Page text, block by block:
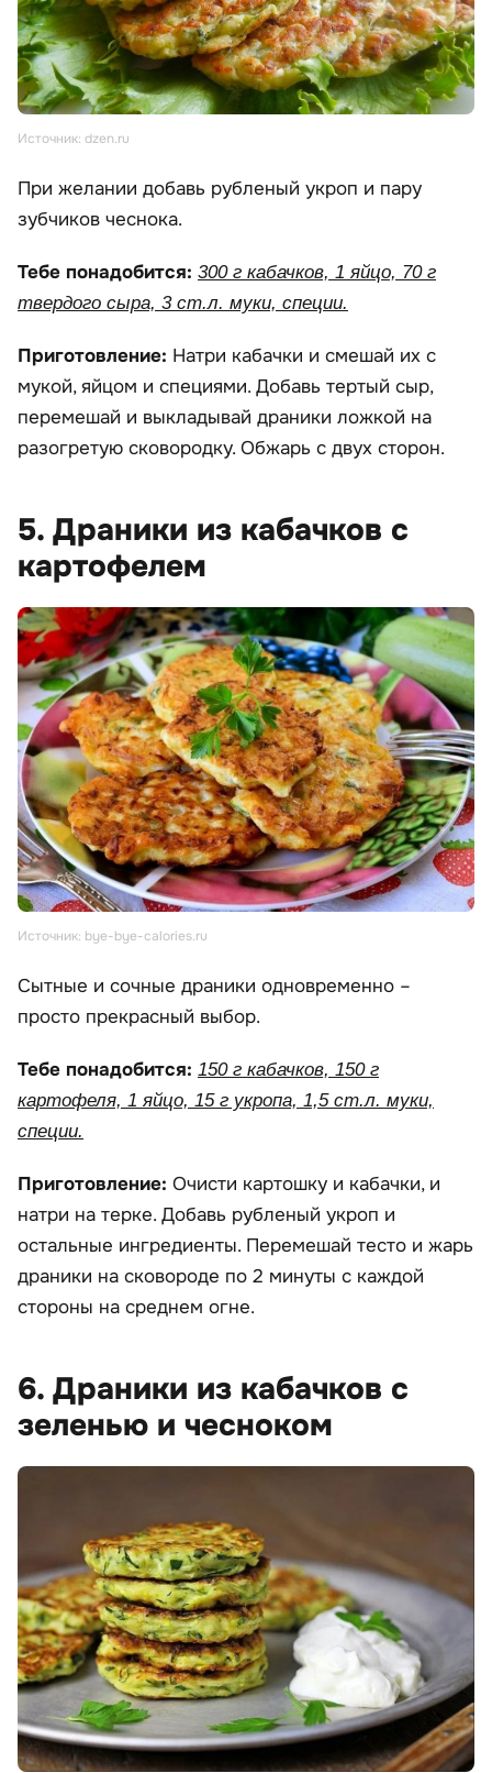
Источник: dzen.ru
При желании добавь рубленый укроп и пару
зубчиков чеснока.
Тебе понадобится: 300 г кабачков, 1 яйцо, 70 г
твердого сыра, 3 ст.л. муки, специи.
Приготовление: Натри кабачки и смешай их с
мукой, яйцом и специями. Добавь тертый сыр,
перемешай и выкладывай драники ложкой на
разогретую сковородку. Обжарь с двух сторон.
5. Драники из кабачков с
картофелем
Источник: bye-bye-calories.ru
Сытные и сочные драники одновременно –
просто прекрасный выбор.
Тебе понадобится: 150 г кабачков, 150 г
картофеля, 1 яйцо, 15 г укропа, 1,5 ст.л. муки,
специи.
Приготовление: Очисти картошку и кабачки, и
натри на терке. Добавь рубленый укроп и
остальные ингредиенты. Перемешай тесто и жарь
драники на сковороде по 2 минуты с каждой
стороны на среднем огне.
6. Драники из кабачков с
зеленью и чесноком